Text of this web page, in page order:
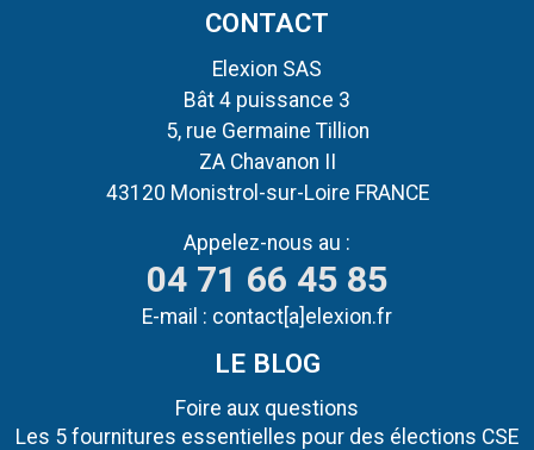
CONTACT
Elexion SAS
Bât 4 puissance 3
5, rue Germaine Tillion
ZA Chavanon II
43120 Monistrol-sur-Loire FRANCE
Appelez-nous au :
04 71 66 45 85
E-mail : contact[a]elexion.fr
LE BLOG
Foire aux questions
Les 5 fournitures essentielles pour des élections CSE